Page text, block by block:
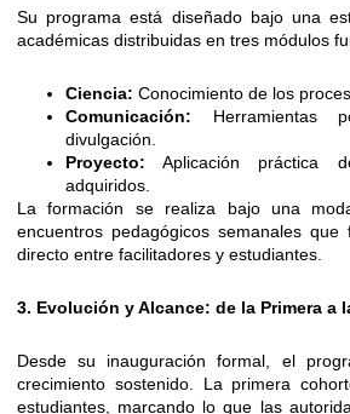
Su programa está diseñado bajo una
académicas distribuidas en tres módulos
Ciencia: Conocimiento de los
Comunicación: Herramientas
divulgación.
Proyecto: Aplicación práctica
adquiridos.
La formación se realiza bajo una
encuentros pedagógicos semanales que
directo entre facilitadores y estudiantes.
3. Evolución y Alcance: de la Primera a
Desde su inauguración formal, el
crecimiento sostenido. La primera
estudiantes, marcando lo que las